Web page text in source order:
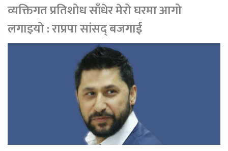
व्यक्तिगत प्रतिशोध साँधेर मेरो घरमा आगो
लगाइयो : राप्रपा सांसद् बजगाई